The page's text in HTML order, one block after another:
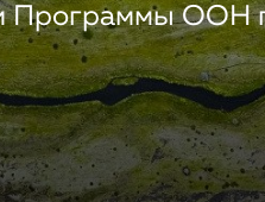
Программы ООН